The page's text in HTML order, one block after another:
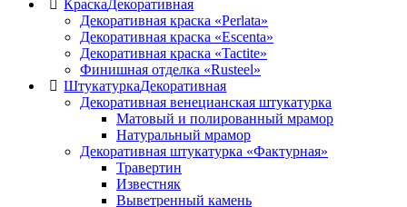
КраскаДекоративная
Декоративная краска «Perlata»
Декоративная краска «Escenta»
Декоративная краска «Tactite»
Финишная отделка «Rusteel»
ШтукатуркаДекоративная
Декоративная венецианская штукатурка
Матовый и полированный мрамор
Натуральный мрамор
Декоративная штукатурка «Фактурная»
Травертин
Известняк
Выветренный камень